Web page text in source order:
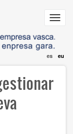
es eu